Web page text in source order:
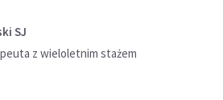
SJ
z wieloletnim stażem